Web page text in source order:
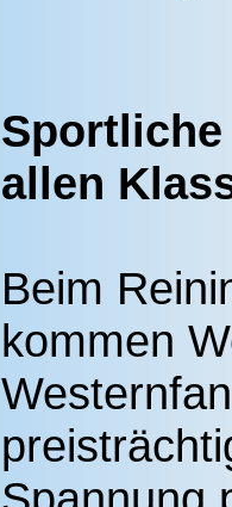
allen
Beim
kommen